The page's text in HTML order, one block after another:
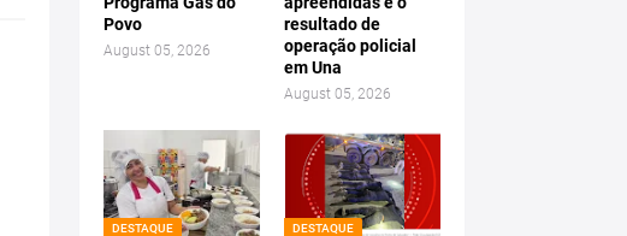
Povo
August 05, 2026
resultado de
operação policial
em Una
August 05, 2026
DESTAQUE DESTAQUE